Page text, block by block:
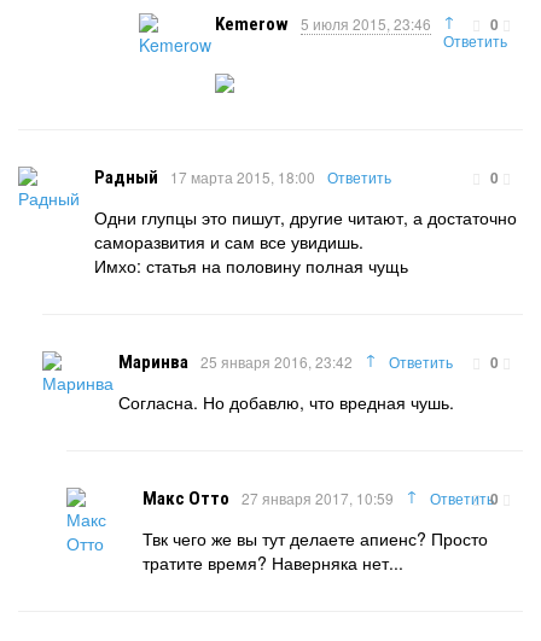
Kemerow 5 июля 2015, 23:46 ↑ 0
Ответить
Радный 17 марта 2015, 18:00 0
Ответить
Одни глупцы это пишут, другие читают, а достаточно
саморазвития и сам все увидишь.
Имхо: статья на половину полная чущь
Маринва 25 января 2016, 23:42 ↑ 0
Ответить
Согласна. Но добавлю, что вредная чушь.
Макс Отто 27 января 2017, 10:59 ↑ 0
Ответить
Твк чего же вы тут делаете апиенс? Просто
тратите время? Наверняка нет...